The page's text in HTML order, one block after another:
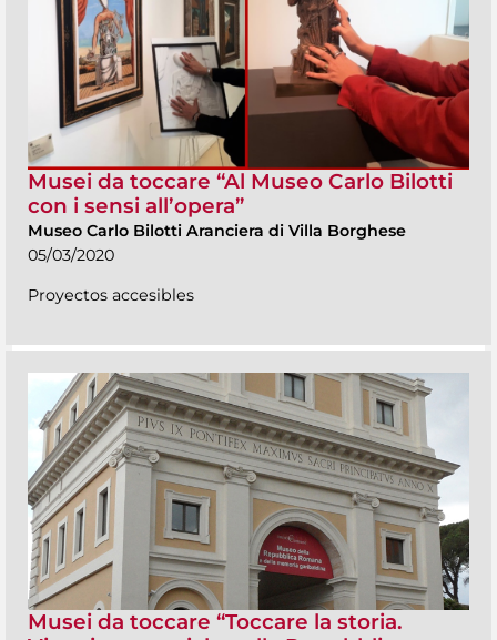
Musei da toccare “Al Museo Carlo Bilotti
con i sensi all’opera”
Museo Carlo Bilotti Aranciera di Villa Borghese
05/03/2020
Proyectos accesibles
Musei da toccare “Toccare la storia.